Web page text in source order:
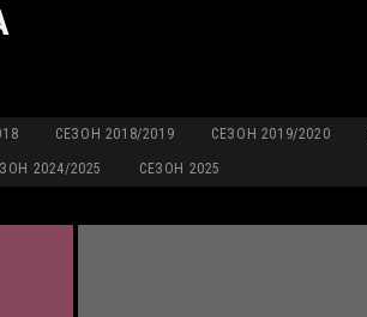
СЕЗОН 2018/2019 СЕЗОН 2019/2020
2024/2025 СЕЗОН 2025